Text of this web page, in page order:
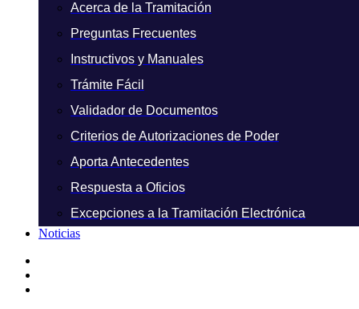
Acerca de la Tramitación
Preguntas Frecuentes
Instructivos y Manuales
Trámite Fácil
Validador de Documentos
Criterios de Autorizaciones de Poder
Aporta Antecedentes
Respuesta a Oficios
Excepciones a la Tramitación Electrónica
Noticias